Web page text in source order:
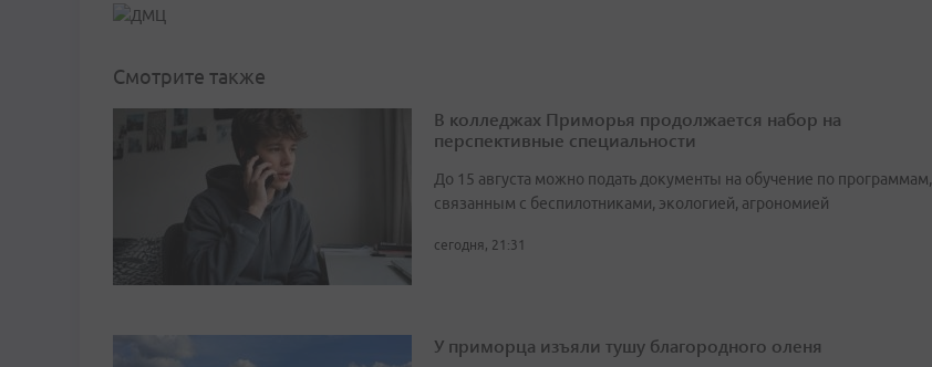
Смотрите также
В колледжах Приморья продолжается набор на
перспективные специальности
До 15 августа можно подать документы на обучение по программам,
связанным с беспилотниками, экологией, агрономией
сегодня, 21:31
У приморца изъяли тушу благородного оленя